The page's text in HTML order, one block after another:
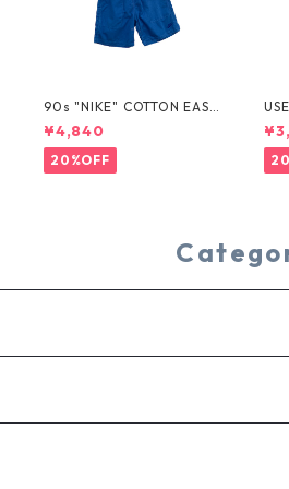
90s "NIKE" COTTON EASY
SHORTS
¥4,840
20%OFF